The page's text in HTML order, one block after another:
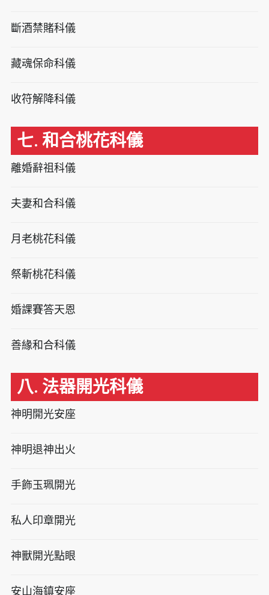
斷酒禁賭科儀
藏魂保命科儀
收符解降科儀
七. 和合桃花科儀
離婚辭祖科儀
夫妻和合科儀
月老桃花科儀
祭斬桃花科儀
婚課賽答天恩
善緣和合科儀
八. 法器開光科儀
神明開光安座
神明退神出火
手飾玉珮開光
私人印章開光
神獸開光點眼
安山海鎮安座